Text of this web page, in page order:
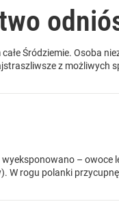
Śródziemie. Osoba
z możliwych
– owoce
W rogu polanki